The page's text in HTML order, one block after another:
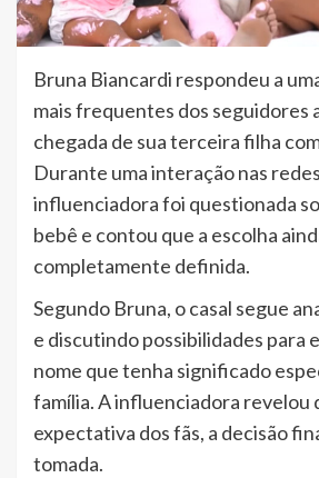
Bruna Biancardi respondeu a
mais frequentes dos seguidores
chegada de sua terceira filha
Durante uma interação nas
influenciadora foi questionada
bebê e contou que a escolha
completamente definida.
Segundo Bruna, o casal segue
e discutindo possibilidades para
nome que tenha significado
família. A influenciadora revelou
expectativa dos fãs, a decisão
tomada.